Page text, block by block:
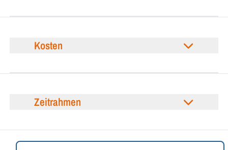
Kosten
Zeitrahmen